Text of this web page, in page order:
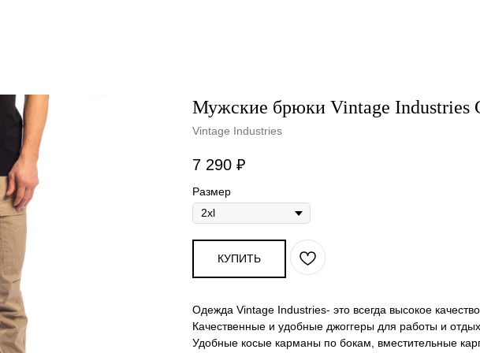
Мужские брюки Vintage Industries
Vintage Industries
7 290 ₽
Размер
КУПИТЬ
Одежда Vintage Industries- это всегда высокое
Качественные и удобные джоггеры для работы и
Удобные косые карманы по бокам, вместительные